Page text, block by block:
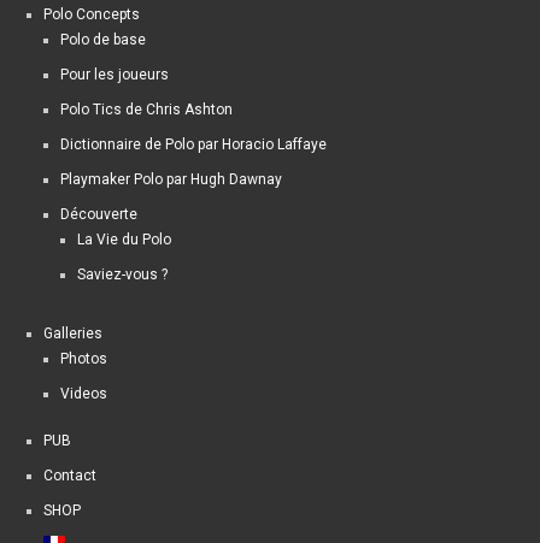
Polo Concepts
Polo de base
Pour les joueurs
Polo Tics de Chris Ashton
Dictionnaire de Polo par Horacio Laffaye
Playmaker Polo par Hugh Dawnay
Découverte
La Vie du Polo
Saviez-vous ?
Galleries
Photos
Videos
PUB
Contact
SHOP